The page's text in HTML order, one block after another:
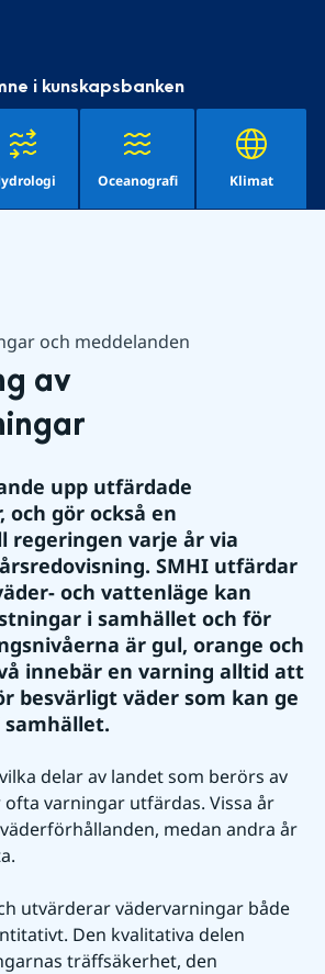
i kunskapsbanken
Oceanografi Klimat
och meddelanden
av
upp utfärdade
och gör också en
regeringen varje år via
SMHI utfärdar
och vattenläge kan
i samhället och för
är gul, orange och
innebär en varning alltid att
besvärligt väder som kan ge
samhället.
delar av landet som berörs av
varningar utfärdas. Vissa år
medan andra år
utvärderar vädervarningar både
Den kvalitativa delen
träffsäkerhet, den